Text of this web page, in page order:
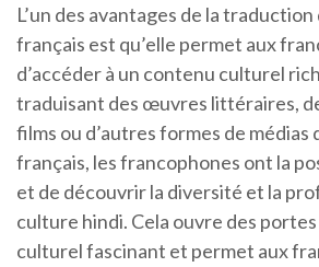
L’un des avantages de la traduction
français est qu’elle permet aux
d’accéder à un contenu culturel
traduisant des œuvres littéraires,
films ou d’autres formes de médias
français, les francophones ont la
et de découvrir la diversité et la
culture hindi. Cela ouvre des
culturel fascinant et permet aux